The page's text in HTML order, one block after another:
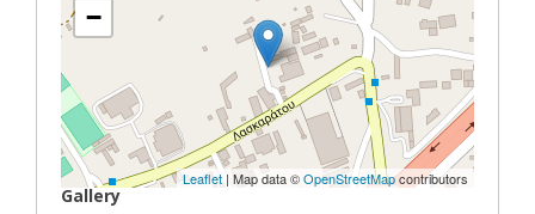
−
Leaflet | Map data ©OpenStreetMapcontributors
Gallery